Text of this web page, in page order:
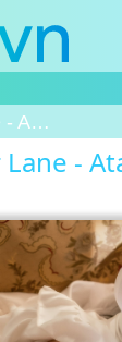
12
Lane -